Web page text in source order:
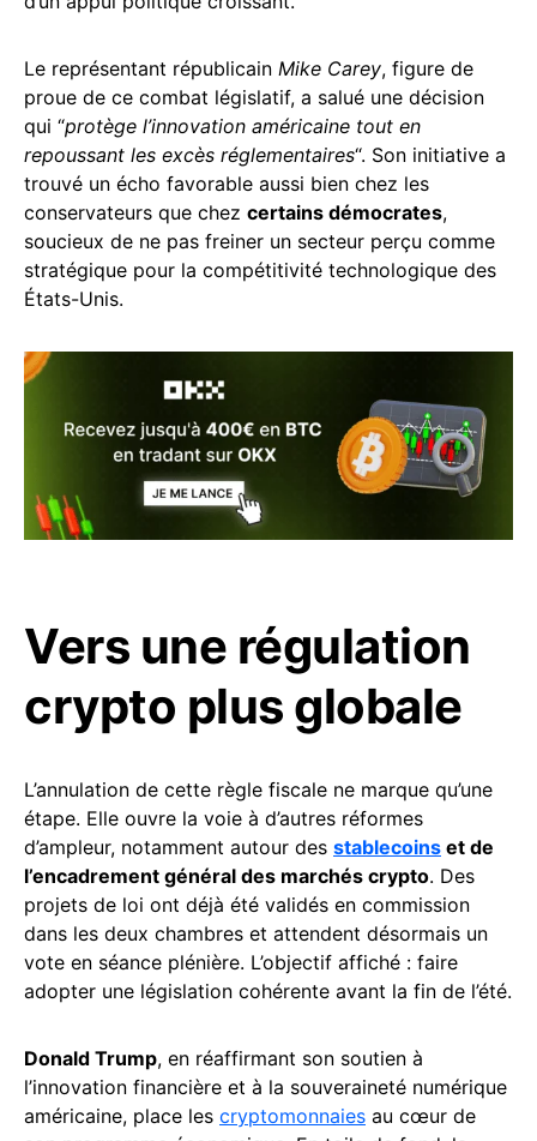
Le représentant républicain Mike Carey, figure de
proue de ce combat législatif, a salué une décision
qui “protège l’innovation américaine tout en
repoussant les excès réglementaires“. Son initiative a
trouvé un écho favorable aussi bien chez les
conservateurs que chez certains démocrates,
soucieux de ne pas freiner un secteur perçu comme
stratégique pour la compétitivité technologique des
États-Unis.
Vers une régulation
crypto plus globale
L’annulation de cette règle fiscale ne marque qu’une
étape. Elle ouvre la voie à d’autres réformes
d’ampleur, notamment autour des stablecoins et de
l’encadrement général des marchés crypto. Des
projets de loi ont déjà été validés en commission
dans les deux chambres et attendent désormais un
vote en séance plénière. L’objectif affiché : faire
adopter une législation cohérente avant la fin de l’été.
Donald Trump, en réaffirmant son soutien à
l’innovation financière et à la souveraineté numérique
américaine, place les cryptomonnaies au cœur de